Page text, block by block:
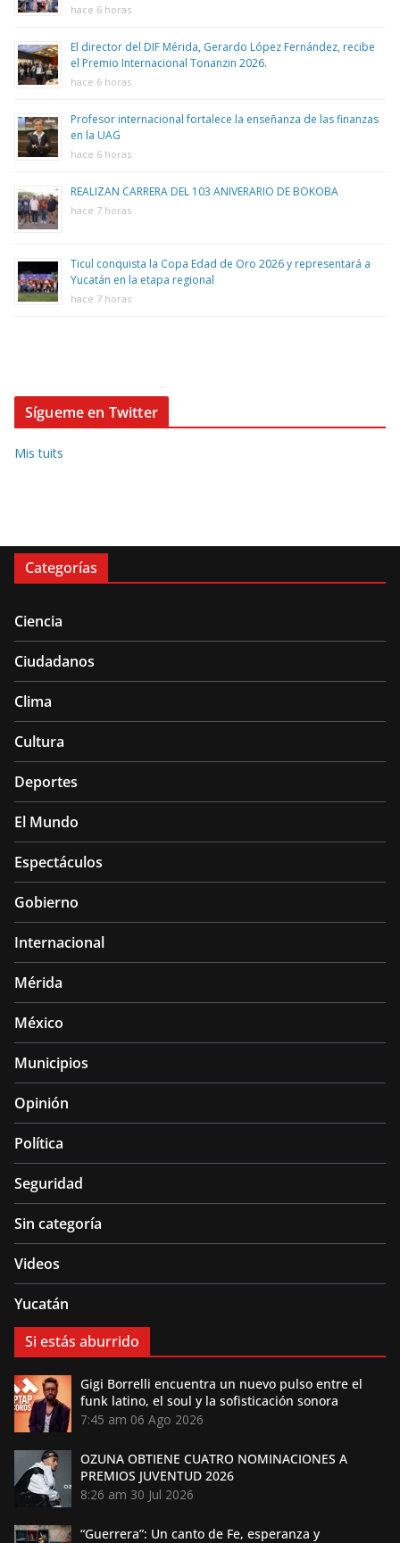
hace 6 horas
El director del DIF Mérida, Gerardo López Fernández, recibe
el Premio Internacional Tonanzin 2026.
hace 6 horas
Profesor internacional fortalece la enseñanza de las finanzas
en la UAG
hace 6 horas
REALIZAN CARRERA DEL 103 ANIVERARIO DE BOKOBA
hace 7 horas
Ticul conquista la Copa Edad de Oro 2026 y representará a
Yucatán en la etapa regional
hace 7 horas
Sígueme en Twitter
Mis tuits
Categorías
Ciencia
Ciudadanos
Clima
Cultura
Deportes
El Mundo
Espectáculos
Gobierno
Internacional
Mérida
México
Municipios
Opinión
Política
Seguridad
Sin categoría
Videos
Yucatán
Si estás aburrido
Gigi Borrelli encuentra un nuevo pulso entre el
funk latino, el soul y la sofisticación sonora
7:45 am 06 Ago 2026
OZUNA OBTIENE CUATRO NOMINACIONES A
PREMIOS JUVENTUD 2026
8:26 am 30 Jul 2026
“Guerrera”: Un canto de Fe, esperanza y